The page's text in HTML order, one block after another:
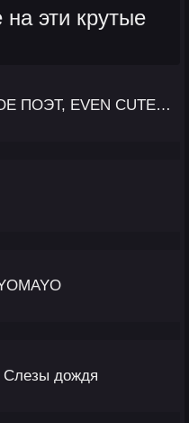
эти крутые
ЯКОРЪ, НАВЕРНОЕ ПОЭТ, EVEN CUTE, Ernest Merkel - Я Люблю Басы
дождя